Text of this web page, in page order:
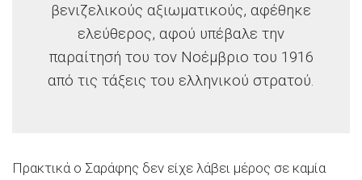
βενιζελικούς αξιωματικούς, αφέθηκε
ελεύθερος, αφού υπέβαλε την
παραίτησή του τον Νοέμβριο του 1916
από τις τάξεις του ελληνικού στρατού.
Πρακτικά ο Σαράφης δεν είχε λάβει μέρος σε καμία